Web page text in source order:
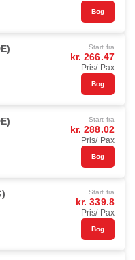
Bog
Start fra
kr. 266.47
Pris/ Pax
Bog
Start fra
kr. 288.02
Pris/ Pax
Bog
Start fra
kr. 339.8
Pris/ Pax
Bog